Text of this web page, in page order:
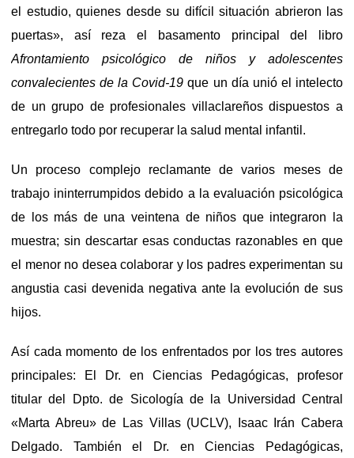
el estudio, quienes desde su difícil situación abrieron las
puertas», así reza el basamento principal del libro
Afrontamiento psicológico de niños y adolescentes
convalecientes de la Covid-19 que un día unió el intelecto
de un grupo de profesionales villaclareños dispuestos a
entregarlo todo por recuperar la salud mental infantil.
Un proceso complejo reclamante de varios meses de
trabajo ininterrumpidos debido a la evaluación psicológica
de los más de una veintena de niños que integraron la
muestra; sin descartar esas conductas razonables en que
el menor no desea colaborar y los padres experimentan su
angustia casi devenida negativa ante la evolución de sus
hijos.
Así cada momento de los enfrentados por los tres autores
principales: El Dr. en Ciencias Pedagógicas, profesor
titular del Dpto. de Sicología de la Universidad Central
«Marta Abreu» de Las Villas (UCLV), Isaac Irán Cabera
Delgado. También el Dr. en Ciencias Pedagógicas,